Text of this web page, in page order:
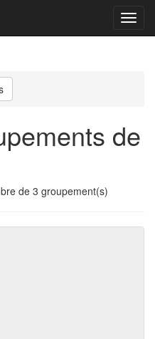
Menu
de
de 3 groupement(s)